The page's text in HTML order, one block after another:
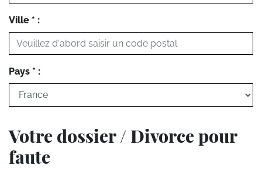
Ville * :
Pays * :
Votre dossier / Divorce pour
faute